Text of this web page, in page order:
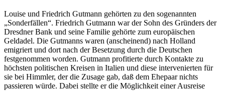
Louise und Friedrich Gutmann gehörten zu den sogenannten
„Sonderfällen“. Friedrich Gutmann war der Sohn des Gründers der
Dresdner Bank und seine Familie gehörte zum europäischen
Geldadel. Die Gutmanns waren (anscheinend) nach Holland
emigriert und dort nach der Besetzung durch die Deutschen
festgenommen worden. Gutmann profitierte durch Kontakte zu
höchsten politischen Kreisen in Italien und diese intervenierten für
sie bei Himmler, der die Zusage gab, daß dem Ehepaar nichts
passieren würde. Dabei stellte er die Möglichkeit einer Ausreise